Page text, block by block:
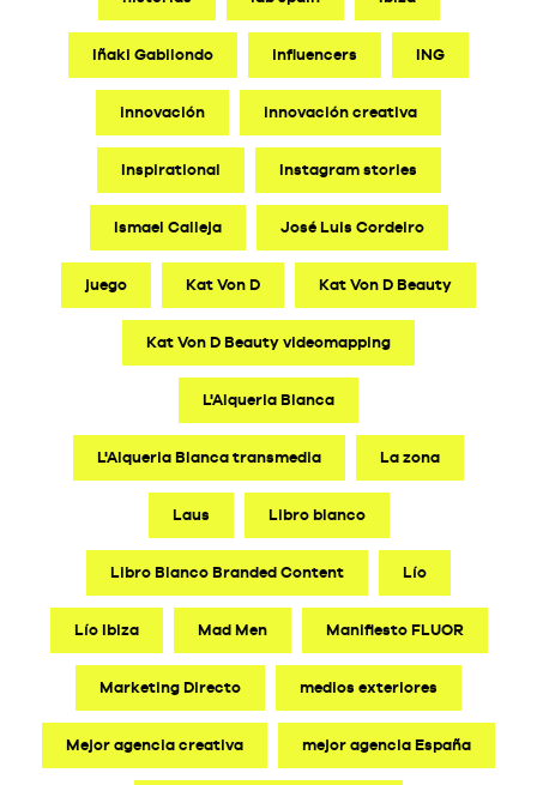
Iñaki Gabilondo influencers ING
innovación innovación creativa
Inspirational Instagram stories
Ismael Calleja José Luis Cordeiro
juego Kat Von D Kat Von D Beauty
Kat Von D Beauty videomapping
L'Alqueria Blanca
L'Alqueria Blanca transmedia La zona
Laus Libro blanco
Libro Blanco Branded Content Lío
Lío Ibiza Mad Men Manifiesto FLUOR
Marketing Directo medios exteriores
Mejor agencia creativa mejor agencia España